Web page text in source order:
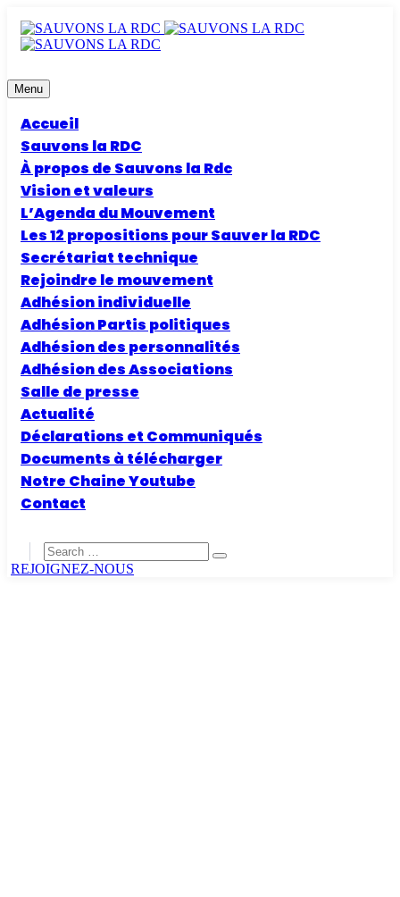
Menu
Accueil
Sauvons la RDC
À propos de Sauvons la Rdc
Vision et valeurs
L’Agenda du Mouvement
Les 12 propositions pour Sauver la RDC
Secrétariat technique
Rejoindre le mouvement
Adhésion individuelle
Adhésion Partis politiques
Adhésion des personnalités
Adhésion des Associations
Salle de presse
Actualité
Déclarations et Communiqués
Documents à télécharger
Notre Chaine Youtube
Contact
REJOIGNEZ-NOUS